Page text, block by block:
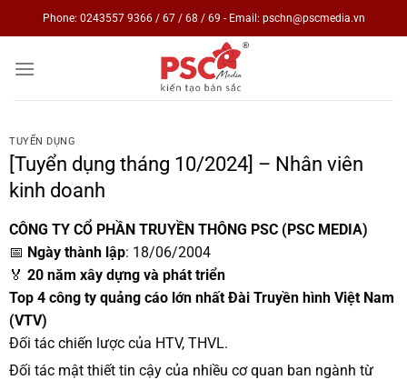
to
Phone: 0243557 9366 / 67 / 68 / 69 - Email: pschn@pscmedia.vn
TUYỂN DỤNG
[Tuyển dụng tháng 10/2024] – Nhân viên
kinh doanh
CÔNG TY CỔ PHẦN TRUYỀN THÔNG PSC (PSC MEDIA)
📅 Ngày thành lập: 18/06/2004
🏅 20 năm xây dựng và phát triển
Top 4 công ty quảng cáo lớn nhất Đài Truyền hình Việt Nam
(VTV)
Đối tác chiến lược của HTV, THVL.
Đối tác mật thiết tin cậy của nhiều cơ quan ban ngành từ